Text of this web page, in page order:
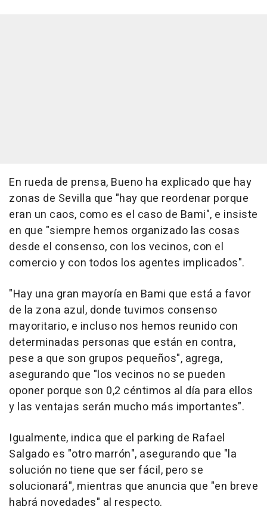
En rueda de prensa, Bueno ha explicado que hay
zonas de Sevilla que "hay que reordenar porque
eran un caos, como es el caso de Bami", e insiste
en que "siempre hemos organizado las cosas
desde el consenso, con los vecinos, con el
comercio y con todos los agentes implicados".
"Hay una gran mayoría en Bami que está a favor
de la zona azul, donde tuvimos consenso
mayoritario, e incluso nos hemos reunido con
determinadas personas que están en contra,
pese a que son grupos pequeños", agrega,
asegurando que "los vecinos no se pueden
oponer porque son 0,2 céntimos al día para ellos
y las ventajas serán mucho más importantes".
Igualmente, indica que el parking de Rafael
Salgado es "otro marrón", asegurando que "la
solución no tiene que ser fácil, pero se
solucionará", mientras que anuncia que "en breve
habrá novedades" al respecto.